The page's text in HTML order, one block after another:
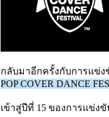
กลับมาอีกครั้งกับการแข่ง
POP COVER DANCE
เข้าสู่ปีที่ 15 ของการแข่ง